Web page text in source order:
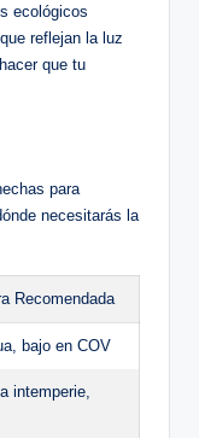
ecológicos
reflejan la luz
que tu
para
necesitarás la
Recomendada
bajo en COV
intemperie,